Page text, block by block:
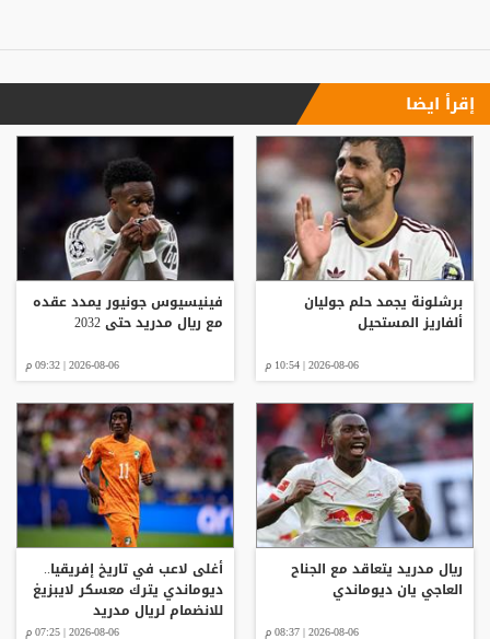
إقرأ ايضا
برشلونة يجمد حلم جوليان
ألفاريز المستحيل
2026-08-06 | 10:54 م
فينيسيوس جونيور يمدد عقده
مع ريال مدريد حتى 2032
2026-08-06 | 09:32 م
ريال مدريد يتعاقد مع الجناح
العاجي يان ديوماندي
2026-08-06 | 08:37 م
أغلى لاعب في تاريخ إفريقيا..
ديوماندي يترك معسكر لايبزيغ
للانضمام لريال مدريد
2026-08-06 | 07:25 م